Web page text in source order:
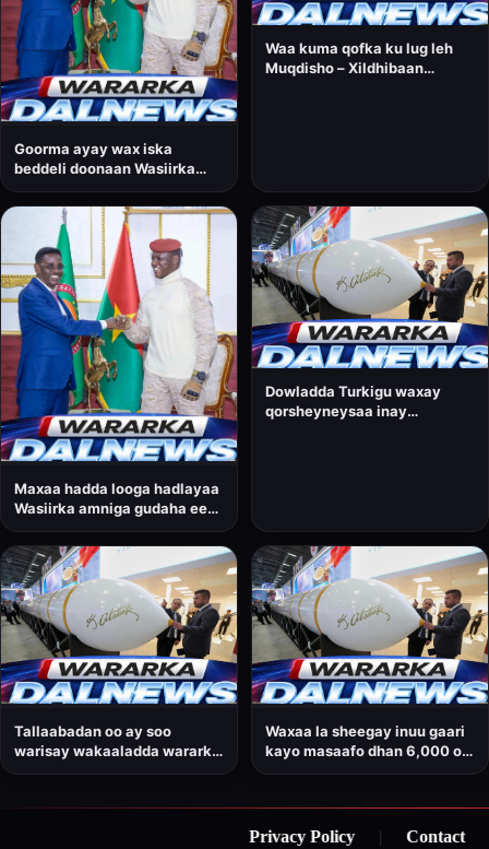
Goorma ayay wax iska
beddeli doonaan Wasiirka
amniga gudaha ee Dowladda
Federaalka Soomaaliya,
Cabdullaahi Sheekh
Ismaaciil?
Waa kuma qofka ku lug leh
Muqdisho – Xildhibaan
Maxaa hadda looga hadlayaa
Wasiirka amniga gudaha ee
Soomaaliya, Cabdullaahi
Sheekh Ismaaciil?
Dowladda Turkigu waxay
qorsheyneysaa inay
Tallaabadan oo ay soo
warisay wakaaladda wararka
goostay sidii ay u
Waxaa la sheegay inuu gaari
kayo masaafo dhan 6,000 oo
Privacy Policy Contact